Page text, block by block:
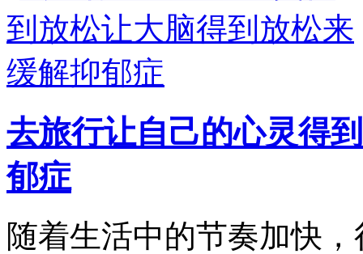
去旅行让自己的心灵得
郁症
随着生活中的节奏加快